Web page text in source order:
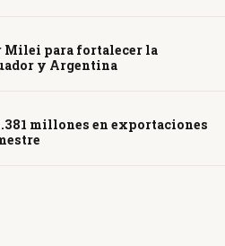
Milei para fortalecer la
y Argentina
millones en exportaciones